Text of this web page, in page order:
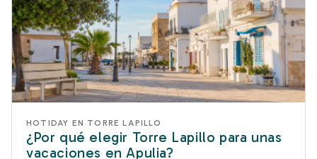
HOTIDAY EN TORRE LAPILLO
¿Por qué elegir Torre Lapillo para unas
vacaciones en Apulia?